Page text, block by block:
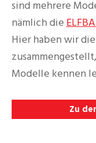
sind mehrere
nämlich die
Hier haben wir
Modelle kennen
Zu